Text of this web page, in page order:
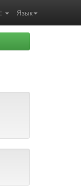
Язык